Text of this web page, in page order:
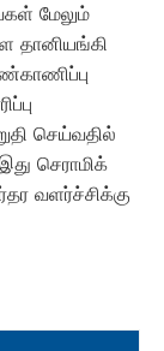
மேலும்
தானியங்கி
செய்வதில்
செராமிக்
வளர்ச்சிக்கு